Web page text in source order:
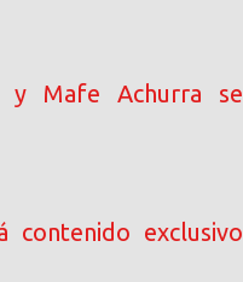
y Mafe Achurra se
contenido exclusivo